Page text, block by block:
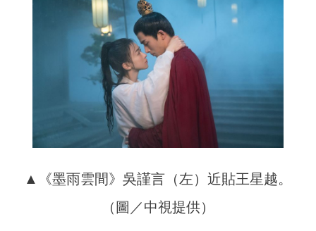
▲《墨雨雲間》吳謹言（左）近貼王星越。
（圖／中視提供）